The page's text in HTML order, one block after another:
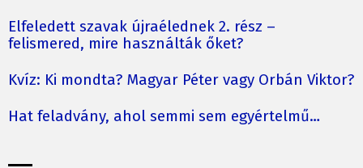
Elfeledett szavak újraélednek 2. rész –
felismered, mire használták őket?
Kvíz: Ki mondta? Magyar Péter vagy Orbán Viktor?
Hat feladvány, ahol semmi sem egyértelmű…